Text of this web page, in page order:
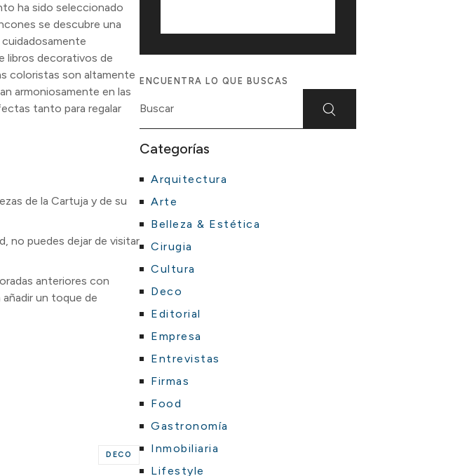
ha sido seleccionado
se descubre una
libros decorativos de
coloristas son altamente
armoniosamente en las
tanto para regalar
de la Cartuja y de su
no puedes dejar de visitar
anteriores con
un toque de
DECO
ENCUENTRA LO QUE BUSCAS
Categorías
Arquitectura
Arte
Belleza & Estética
Cirugia
Cultura
Deco
Editorial
Empresa
Entrevistas
Firmas
Food
Gastronomía
Inmobiliaria
Lifestyle